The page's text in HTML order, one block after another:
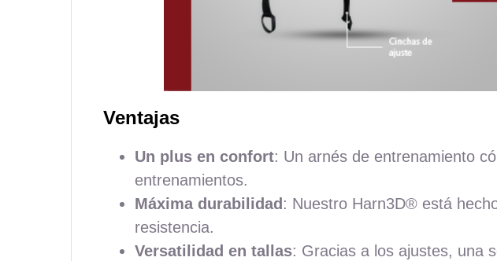
Ventajas
Un plus en confort: Un arnés de entrenamiento
entrenamientos.
Máxima durabilidad : Nuestro Harn3D®está
resistencia.
Versatilidad en tallas: Gracias a los ajustes, una